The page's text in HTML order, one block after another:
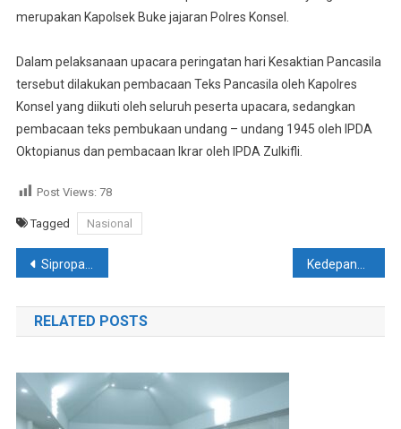
merupakan Kapolsek Buke jajaran Polres Konsel.
Dalam pelaksanaan upacara peringatan hari Kesaktian Pancasila
tersebut dilakukan pembacaan Teks Pancasila oleh Kapolres
Konsel yang diikuti oleh seluruh peserta upacara, sedangkan
pembacaan teks pembukaan undang – undang 1945 oleh IPDA
Oktopianus dan pembacaan Ikrar oleh IPDA Zulkifli.
Post Views: 78
Tagged Nasional
Navigasi
pos
Sipropam Polres Konsel Lakukan Gatiplin, Selain Pemeriksaan Kelengkapan Diri, Larangan Gaya Hidup Hedon Juga Disosialisasikan
RELATED POSTS